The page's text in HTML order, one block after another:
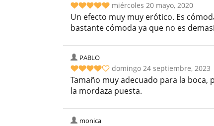
miércoles 20 mayo, 2020
Un efecto muy muy erótico. Es
bastante cómoda ya que no es
PABLO
domingo 24 septiembre, 2023
Tamaño muy adecuado para la
la mordaza puesta.
monica